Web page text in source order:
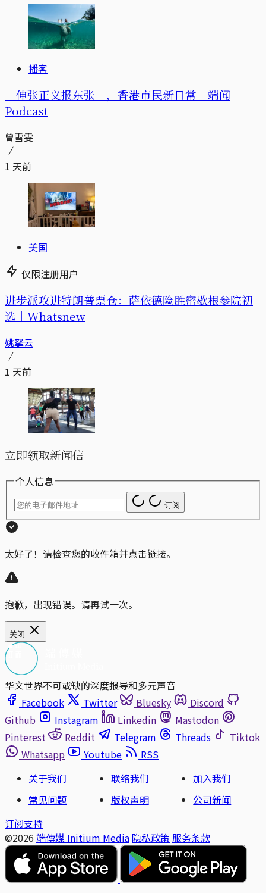
播客
「伸张正义报东张」，香港市民新日常｜端闻
Podcast
曾雪雯
1 天前
美国
仅限注册用户
进步派攻进特朗普票仓：萨依德险胜密歇根参院初
选｜Whatsnew
姚拏云
1 天前
立即领取新闻信
个人信息
订阅
太好了！请检查您的收件箱并点击链接。
抱歉，出现错误。请再试一次。
关闭
华文世界不可或缺的深度报导和多元声音
Facebook
Twitter Bluesky
Discord
Github
Instagram Linkedin
Mastodon
Pinterest
Reddit Telegram Threads
Tiktok
Whatsapp
Youtube
RSS
关于我们
联络我们
加入我们
常见问题
版权声明
公司新闻
订阅支持
©2026 端傳媒 Initium Media 隐私政策 服务条款